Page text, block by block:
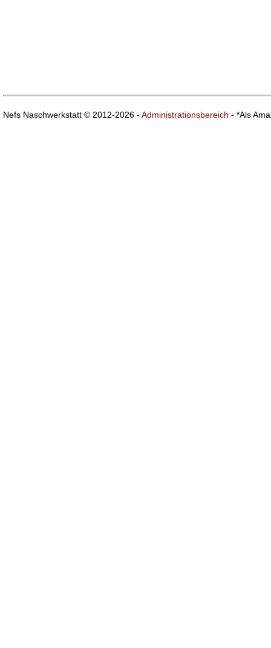
Nefs Naschwerkstatt © 2012-2026 - Administrationsbereich - *Als